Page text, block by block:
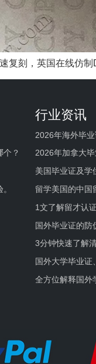
复刻，英国在线仿
个？
行业资讯
2026年海外毕
2026年加拿大
美国毕业证及学
留学美国的中国
1文了解留才认
国外毕业证的防
3分钟快速了解
国外大学毕业证
全方位解释国外